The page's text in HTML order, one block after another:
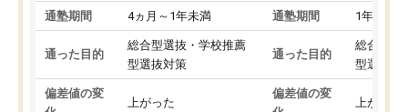
通塾期間 4ヵ月～1年未満
通った目的
総合型選抜・学校推薦
型選抜対策
偏差値の変
上がった
通塾期間 1年以上
通った目的
総合型選
型選抜対
偏差値の変
上がった